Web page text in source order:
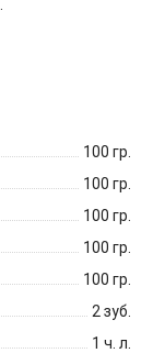
100 гр.
100 гр.
100 гр.
100 гр.
100 гр.
2 зуб.
1 ч. л.